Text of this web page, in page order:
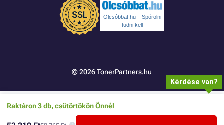
Raktáron 3 db, csütörtökön Önnél
Olcsóbbat.hu – Spórolni
tudni kell
© 2026 TonerPartners.hu
Kérdése van?